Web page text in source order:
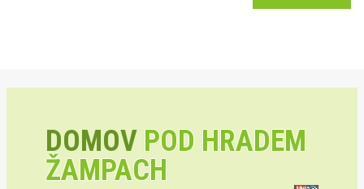
DOMOV POD HRADEM
ŽAMPACH